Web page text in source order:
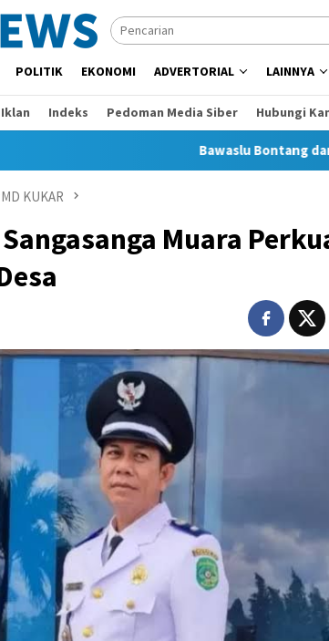
POLITIK EKONOMI ADVERTORIAL LAINNYA
Indeks Pedoman Media Siber Hubungi
Bawaslu Bontang dan JMSI
KUKAR
Muara